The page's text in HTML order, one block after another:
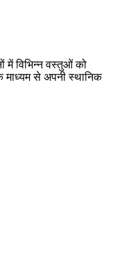
में विभिन्न वस्तुओं को
माध्यम से अपनी स्थानिक